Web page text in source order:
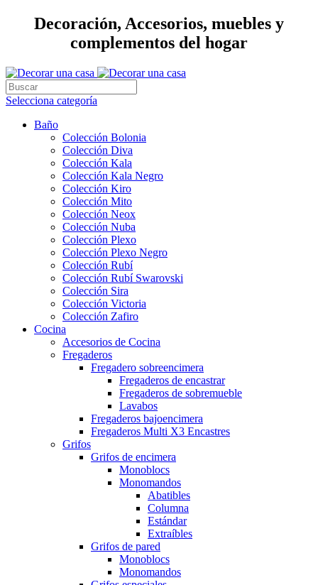
Decoración, Accesorios, muebles y
complementos del hogar
Selecciona categoría
Baño
Colección Bolonia
Colección Diva
Colección Kala
Colección Kala Negro
Colección Kiro
Colección Mito
Colección Neox
Colección Nuba
Colección Plexo
Colección Plexo Negro
Colección Rubí
Colección Rubí Swarovski
Colección Sira
Colección Victoria
Colección Zafiro
Cocina
Accesorios de Cocina
Fregaderos
Fregadero sobreencimera
Fregaderos de encastrar
Fregaderos de sobremueble
Lavabos
Fregaderos bajoencimera
Fregaderos Multi X3 Encastres
Grifos
Grifos de encimera
Monoblocs
Monomandos
Abatibles
Columna
Estándar
Extraíbles
Grifos de pared
Monoblocs
Monomandos